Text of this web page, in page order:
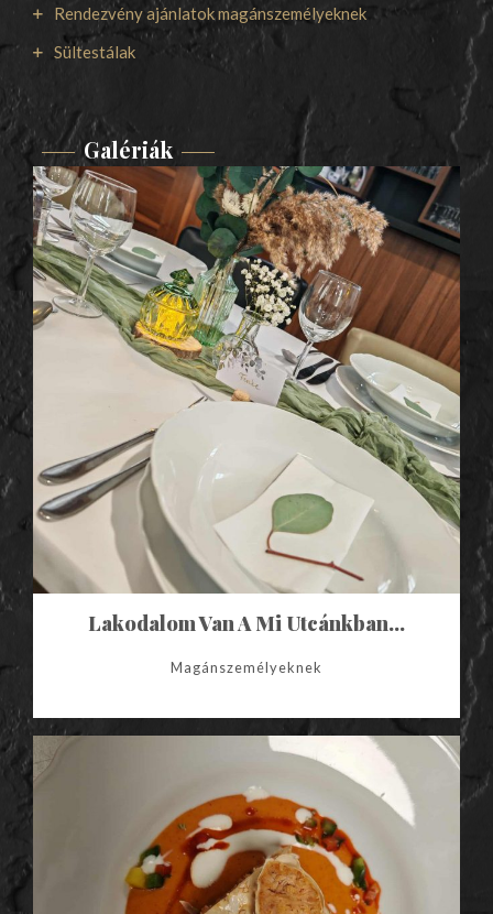
Rendezvény ajánlatok magánszemélyeknek
Sültestálak
Galériák
Lakodalom Van A Mi Utcánkban…
Magánszemélyeknek